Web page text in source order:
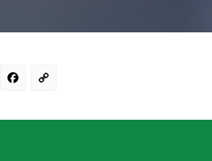
Facebook